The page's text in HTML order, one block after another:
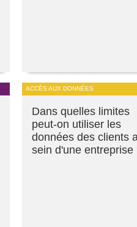
ACCÈS AUX DONNÉES
Dans quelles limites
peut-on utiliser les
données des clients
sein d'une entreprise